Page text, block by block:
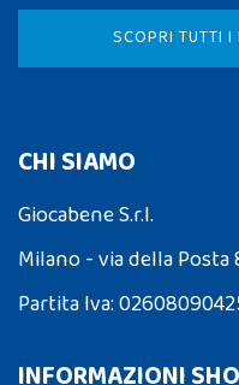
SCOPRI TUTTI
CHI SIAMO
Giocabene S.r.l.
Milano - via della Posta
Partita Iva:
INFORMAZIONI